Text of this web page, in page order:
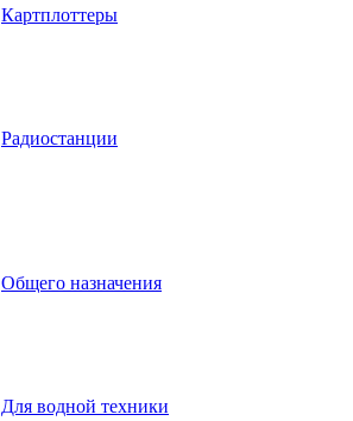
Картплоттеры
Радиостанции
Общего назначения
Для водной техники